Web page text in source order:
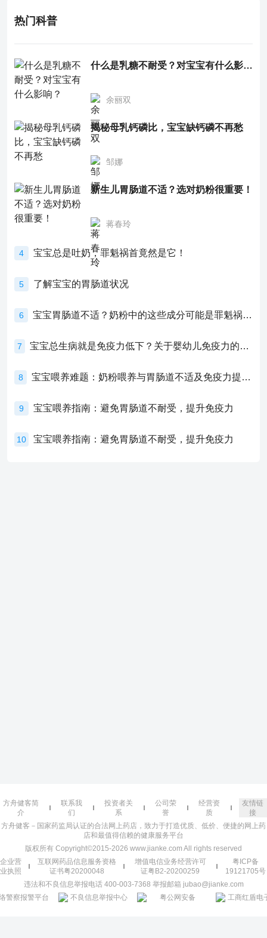
热门科普
什么是乳糖不耐受？对宝宝有什么影响？
余丽双
揭秘母乳钙磷比，宝宝缺钙磷不再愁
邹娜
新生儿胃肠道不适？选对奶粉很重要！
蒋春玲
4 宝宝总是吐奶，罪魁祸首竟然是它！
5 了解宝宝的胃肠道状况
6 宝宝胃肠道不适？奶粉中的这些成分可能是罪魁祸首！
7 宝宝总生病就是免疫力低下？关于婴幼儿免疫力的真相，家长必须了解！
8 宝宝喂养难题：奶粉喂养与胃肠道不适及免疫力提升的奥秘
9 宝宝喂养指南：避免胃肠道不耐受，提升免疫力
10 宝宝喂养指南：避免胃肠道不耐受，提升免疫力
方舟健客简
介
联系我
们
投资者关
系
公司荣
誉
经营资
质
友情链
接
方舟健客－国家药监局认证的合法网上药店，致力于打造优质、低价、便捷的网上药
店和最值得信赖的健康服务平台
版权所有 Copyright©2015-2026 www.jianke.com All rights reserved
企业营
业执照
互联网药品信息服务资格
证书粤20200048
增值电信业务经营许可
证粤B2-20200259
粤ICP备
19121705号
违法和不良信息举报电话 400-003-7368 举报邮箱 jubao@jianke.com